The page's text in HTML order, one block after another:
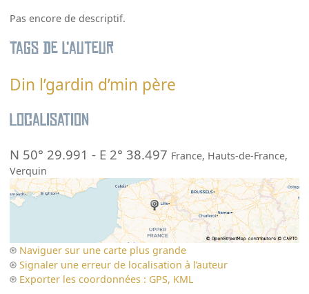
Pas encore de descriptif.
Tags de l’auteur
Din l’gardin d’min père
Localisation
N 50° 29.991 - E 2° 38.497 France, Hauts-de-France,
Verquin
Naviguer sur une carte plus grande
Signaler une erreur de localisation à l’auteur
Exporter les coordonnées : GPS, KML